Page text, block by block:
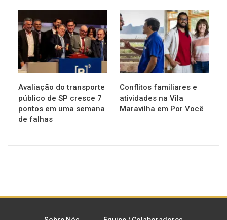
NOTÍCIAS
Avaliação do transporte
público de SP cresce 7
pontos em uma semana
de falhas
NOTÍCIAS
Conflitos familiares e
atividades na Vila
Maravilha em Por Você